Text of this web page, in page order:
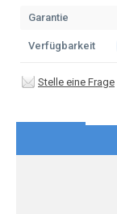
Garantie
Verfügbarkeit
Stelle eine Frage